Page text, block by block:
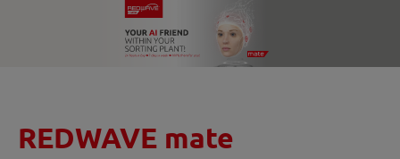
REDWAVE mate